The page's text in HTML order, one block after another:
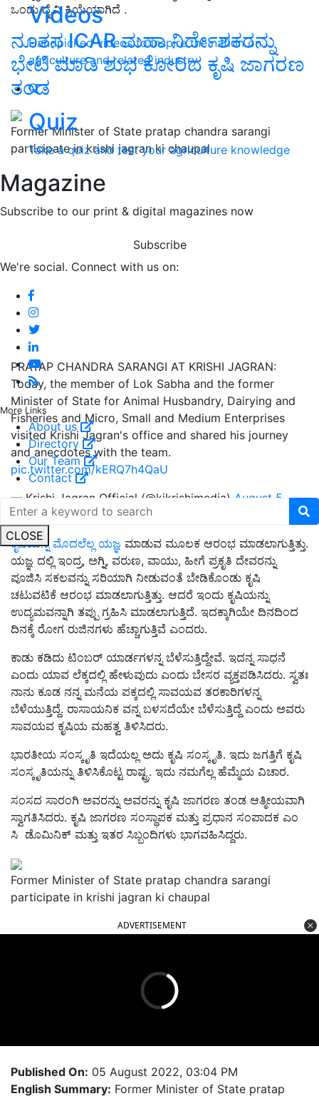
Videos
Handpicked videos to inspire the nation on
agriculture and related industry
Quiz
Take a quiz and test your agriculture knowledge
Magazine
Subscribe to our print & digital magazines now
Subscribe
We're social. Connect with us on:
More Links
About us
Directory
Our Team
Contact
CLOSE
ಒಂದು ದೈವಿ ಕ್ರಿಯೆಯಾಗಿದೆ .
ನೂತನ ICAR ಮಹಾ ನಿರ್ದೇಶಕರನ್ನು
ಭೇಟಿ ಮಾಡಿ ಶುಭ ಕೋರಿದ ಕೃಷಿ ಜಾಗರಣ
ತಂಡ
Former Minister of State pratap chandra sarangi
participate in krishi jagran ki chaupal
PRATAP CHANDRA SARANGI AT KRISHI JAGRAN:
Today, the member of Lok Sabha and the former
Minister of State for Animal Husbandry, Dairying and
Fisheries and Micro, Small and Medium Enterprises
visited Krishi Jagran's office and shared his journey
and anecdotes with the team.
pic.twitter.com/kERQ7h4QaU
— Krishi Jagran Official (@kjkrishimedia) August 5,
2022
ಕೃಷಿಯನ್ನ ಮೊದಲೆಲ್ಲ ಯಜ್ಞ ಮಾಡುವ ಮೂಲಕ ಆರಂಭ ಮಾಡಲಾಗುತ್ತಿತ್ತು.
ಯಜ್ಞ ದಲ್ಲಿ ಇಂದ್ರ, ಅಗ್ನಿ, ವರುಣ, ವಾಯು, ಹೀಗೆ ಪ್ರಕೃತಿ ದೇವರನ್ನು
ಪೂಜಿಸಿ ಸಕಲವನ್ನು ಸರಿಯಾಗಿ ನೀಡುವಂತೆ ಬೇಡಿಕೊಂಡು ಕೃಷಿ
ಚಟುವಟಿಕೆ ಆರಂಭ ಮಾಡಲಾಗುತ್ತಿತ್ತು.‌ ಆದರೆ ಇಂದು ಕೃಷಿಯನ್ನು
ಉದ್ಯಮವನ್ನಾಗಿ ತಪ್ಪು ಗ್ರಹಿಸಿ ಮಾಡಲಾಗುತ್ತಿದೆ. ಇದಕ್ಕಾಗಿಯೇ ದಿನದಿಂದ
ದಿನಕ್ಕೆ ರೋಗ ರುಜಿನಗಳು ಹೆಚ್ಚಾಗುತ್ತಿವೆ ಎಂದರು.
ಕಾಡು ಕಡಿದು ಟಿಂಬರ್ ಯಾರ್ಡಗಳನ್ನ ಬೆಳೆಸುತ್ತಿದ್ದೇವೆ. ಇದನ್ನ ಸಾಧನೆ
ಎಂದು ಯಾವ ಲೆಕ್ಕದಲ್ಲಿ ಹೇಳುವುದು ಎಂದು ಬೇಸರ ವ್ಯಕ್ತಪಡಿಸಿದರು. ಸ್ವತಃ
ನಾನು ಕೂಡ ನನ್ನ ಮನೆಯ ಪಕ್ಕದಲ್ಲಿ ಸಾವಯವ ತರಕಾರಿಗಳನ್ನ
ಬೆಳೆಯುತ್ತಿದ್ದೆ. ರಾಸಾಯನಿಕ ವನ್ನ ಬಳಸದೆಯೇ ಬೆಳೆಸುತ್ತಿದ್ದೆ ಎಂದು ಅವರು
ಸಾವಯವ ಕೃಷಿಯ ಮಹತ್ವ ತಿಳಿಸಿದರು.
ಭಾರತೀಯ ಸಂಸ್ಕೃತಿ ಇದೆಯಲ್ಲ ಅದು ಕೃಷಿ ಸಂಸ್ಕೃತಿ. ಇದು ಜಗತ್ತಿಗೆ ಕೃಷಿ
ಸಂಸ್ಕೃತಿಯನ್ನು ತಿಳಿಸಿಕೊಟ್ಟ ರಾಷ್ಟ್ರ. ಇದು ನಮಗೆಲ್ಲ ಹೆಮ್ಮೆಯ ವಿಚಾರ.
ಸಂಸದ ಸಾರಂಗಿ ಅವರನ್ನು ಅವರನ್ನು ಕೃಷಿ ಜಾಗರಣ ತಂಡ ಆತ್ಮೀಯವಾಗಿ
ಸ್ವಾಗತಿಸಿದರು. ಕೃಷಿ ಜಾಗರಣ ಸಂಸ್ಥಾಪಕ ಮತ್ತು ಪ್ರಧಾನ ಸಂಪಾದಕ ಎಂ
ಸಿ ಡೊಮಿನಿಕ್ ಮತ್ತು ಇತರ ಸಿಬ್ಬಂದಿಗಳು ಭಾಗವಹಿಸಿದ್ದರು.
Former Minister of State pratap chandra sarangi
participate in krishi jagran ki chaupal
ADVERTISEMENT
Published On: 05 August 2022, 03:04 PM
English Summary: Former Minister of State pratap